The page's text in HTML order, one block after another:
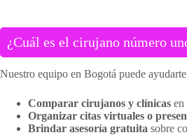
¿Cuál es el cirujano número
Nuestro equipo en Bogotá puede
Comparar cirujanos y clínicas en
Organizar citas virtuales o
Brindar asesoría gratuita sobre